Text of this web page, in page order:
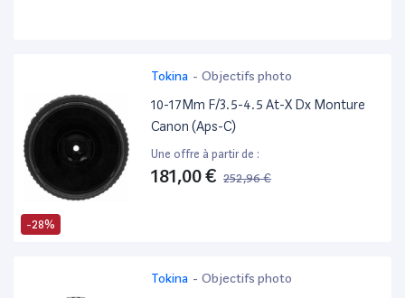
-28%
Tokina - Objectifs photo
10-17Mm F/3.5-4.5 At-X Dx Monture
Canon (Aps-C)
Une offre à partir de :
181,00 € 252,96 €
Tokina - Objectifs photo